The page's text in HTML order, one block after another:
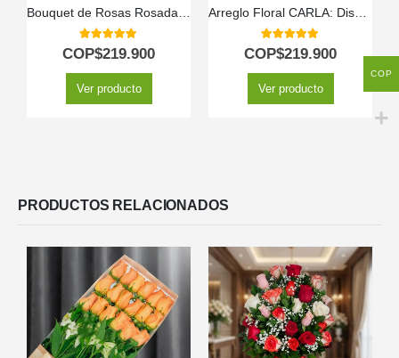
Bouquet de Rosas Rosadas y Blancas LARAINA | Arreglo Primaveral 🕊️
5.00out of 5
COP$219.900
Ver producto
Arreglo Floral CARLA: Diseño Premium con 12 Rosas de Tallo Largo 🌹
5.00out of 5
COP$219.900
Ver producto
PRODUCTOS RELACIONADOS
COP